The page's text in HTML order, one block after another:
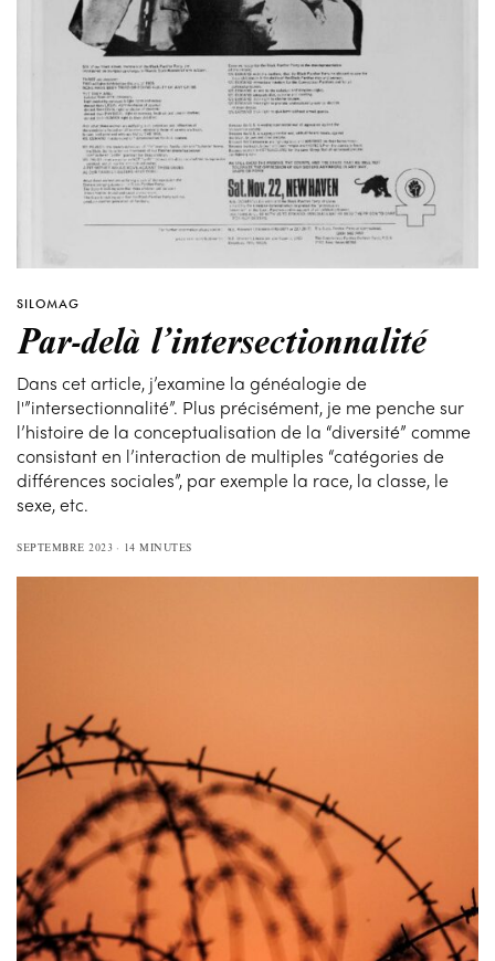
SILOMAG
Par-delà l’intersectionnalité
Dans cet article, j’examine la généalogie de
l'”intersectionnalité”. Plus précisément, je me penche sur
l’histoire de la conceptualisation de la “diversité” comme
consistant en l’interaction de multiples “catégories de
différences sociales”, par exemple la race, la classe, le
sexe, etc.
SEPTEMBRE 2023 14 MINUTES